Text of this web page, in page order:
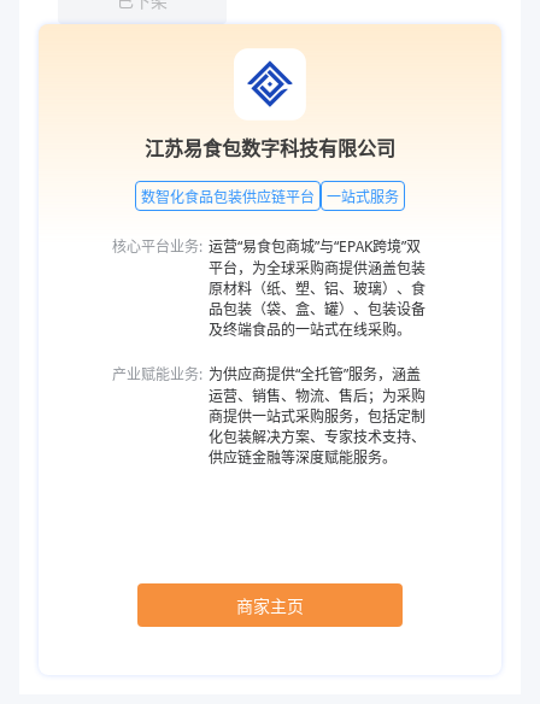
江苏易食包数字科技有限公司
数智化食品包装供应链平台 一站式服务
核心平台业务: 运营“易食包商城”与“EPAK跨境”双
平台，为全球采购商提供涵盖包装
原材料（纸、塑、铝、玻璃）、食
品包装（袋、盒、罐）、包装设备
及终端食品的一站式在线采购。
产业赋能业务: 为供应商提供“全托管”服务，涵盖
运营、销售、物流、售后；为采购
商提供一站式采购服务，包括定制
化包装解决方案、专家技术支持、
供应链金融等深度赋能服务。
商家主页